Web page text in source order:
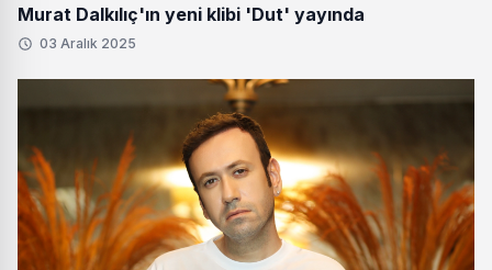
Murat Dalkılıç'ın yeni klibi 'Dut' yayında
03 Aralık 2025